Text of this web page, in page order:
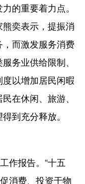
的重要着力点。
奕表示，提振消
，而激发服务消费
务业供给限制、
以增加居民闲暇
在休闲、旅游、
到充分释放。
作报告。“十五
消费、投资于物